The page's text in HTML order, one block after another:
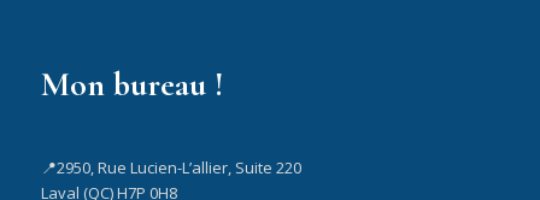
Mon bureau !
📍2950, Rue Lucien-L’allier, Suite 220
Laval (QC) H7P 0H8